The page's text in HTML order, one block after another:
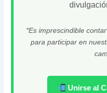
*Es imprescindible
para participar en
Unirse al